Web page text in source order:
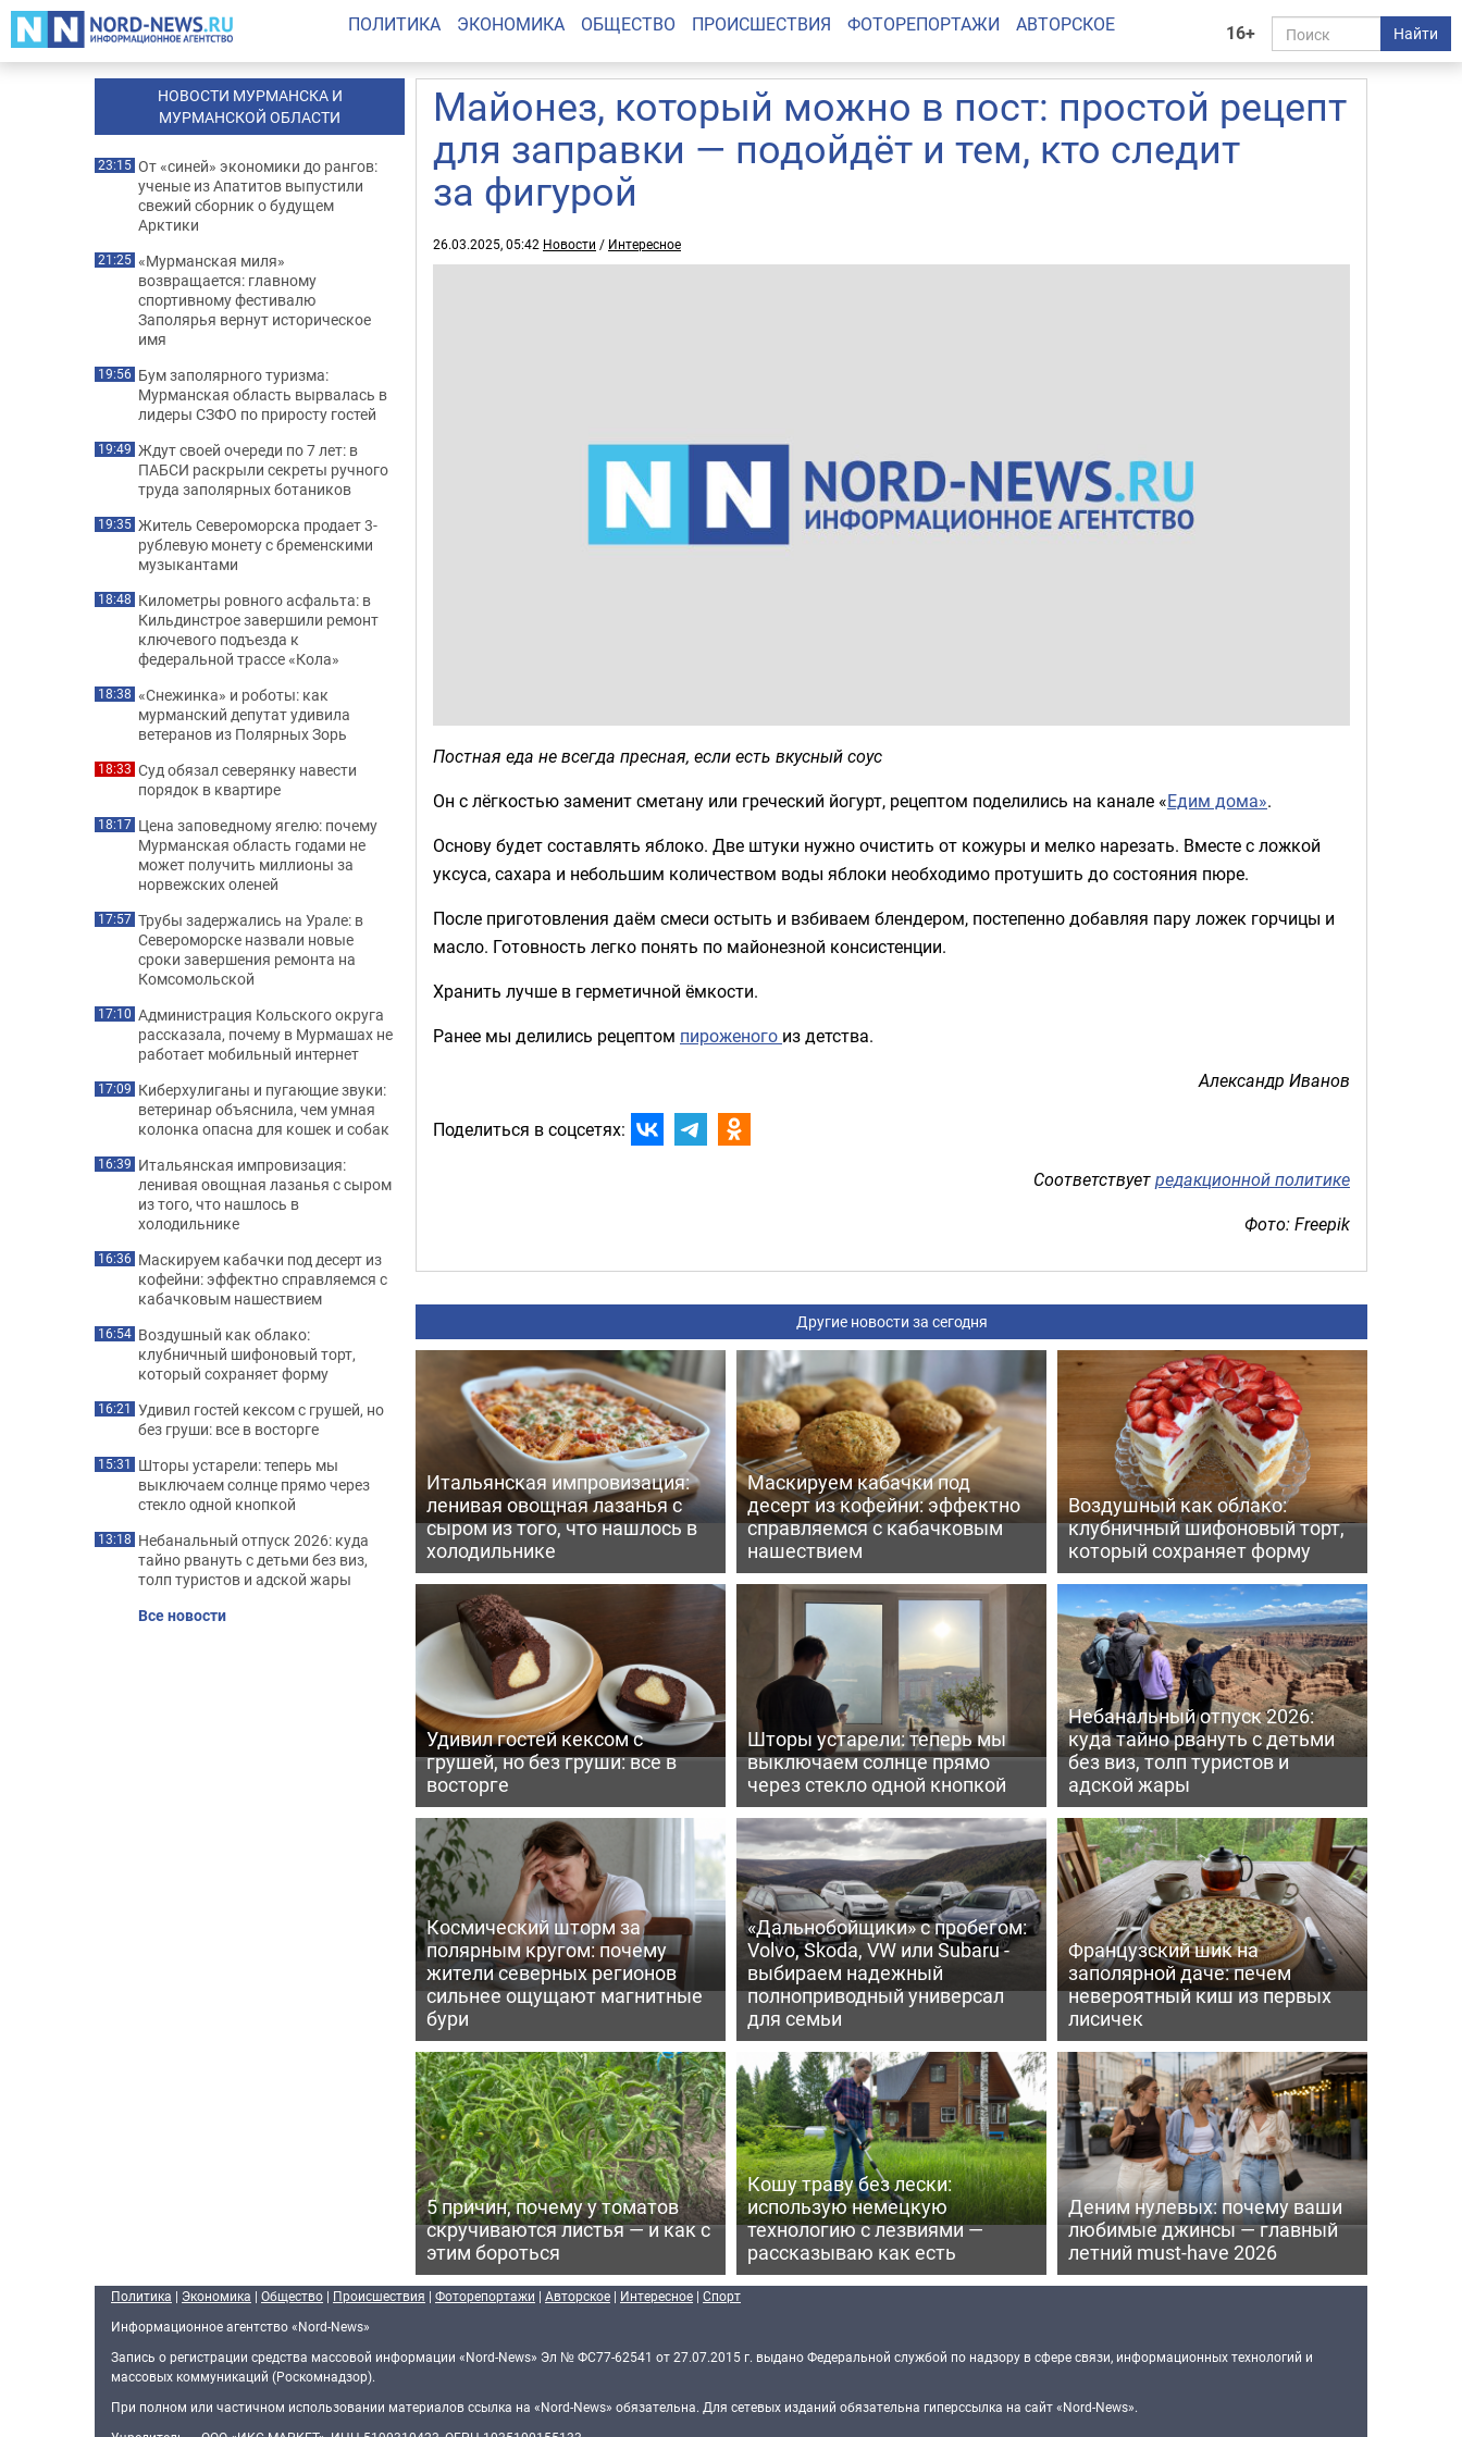
16+ Найти
ПОЛИТИКА ЭКОНОМИКА ОБЩЕСТВО ПРОИСШЕСТВИЯ ФОТОРЕПОРТАЖИ АВТОРСКОЕ
Майонез, который можно в пост: простой рецепт
для заправки — подойдёт и тем, кто следит
за фигурой
26.03.2025, 05:42 Новости / Интересное
Постная еда не всегда пресная, если есть вкусный соус
Он с лёгкостью заменит сметану или греческий йогурт, рецептом поделились на канале «Едим дома».
Основу будет составлять яблоко. Две штуки нужно очистить от кожуры и мелко нарезать. Вместе с ложкой
уксуса, сахара и небольшим количеством воды яблоки необходимо протушить до состояния пюре.
После приготовления даём смеси остыть и взбиваем блендером, постепенно добавляя пару ложек горчицы и
масло. Готовность легко понять по майонезной консистенции.
Хранить лучше в герметичной ёмкости.
Ранее мы делились рецептом пироженого из детства.
Александр Иванов
Поделиться в соцсетях:
Соответствуетредакционной политике
Фото: Freepik
Другие новости за сегодня
Итальянская импровизация:
ленивая овощная лазанья с
сыром из того, что нашлось в
холодильнике
Маскируем кабачки под
десерт из кофейни: эффектно
справляемся с кабачковым
нашествием
Воздушный как облако:
клубничный шифоновый торт,
который сохраняет форму
Удивил гостей кексом с
грушей, но без груши: все в
восторге
Шторы устарели: теперь мы
выключаем солнце прямо
через стекло одной кнопкой
Небанальный отпуск 2026:
куда тайно рвануть с детьми
без виз, толп туристов и
адской жары
Космический шторм за
полярным кругом: почему
жители северных регионов
сильнее ощущают магнитные
бури
«Дальнобойщики» с пробегом:
Volvo, Skoda, VW или Subaru -
выбираем надежный
полноприводный универсал
для семьи
Французский шик на
заполярной даче: печем
невероятный киш из первых
лисичек
5 причин, почему у томатов
скручиваются листья — и как с
этим бороться
Кошу траву без лески:
использую немецкую
технологию с лезвиями —
рассказываю как есть
Деним нулевых: почему ваши
любимые джинсы — главный
летний must-have 2026
НОВОСТИ МУРМАНСКА И
МУРМАНСКОЙ ОБЛАСТИ
23:15 От «синей» экономики до рангов:
ученые из Апатитов выпустили
свежий сборник о будущем
Арктики
21:25 «Мурманская миля»
возвращается: главному
спортивному фестивалю
Заполярья вернут историческое
имя
19:56 Бум заполярного туризма:
Мурманская область вырвалась в
лидеры СЗФО по приросту гостей
19:49 Ждут своей очереди по 7 лет: в
ПАБСИ раскрыли секреты ручного
труда заполярных ботаников
19:35 Житель Североморска продает 3-
рублевую монету с бременскими
музыкантами
18:48 Километры ровного асфальта: в
Кильдинстрое завершили ремонт
ключевого подъезда к
федеральной трассе «Кола»
18:38 «Снежинка» и роботы: как
мурманский депутат удивила
ветеранов из Полярных Зорь
18:33 Суд обязал северянку навести
порядок в квартире
18:17 Цена заповедному ягелю: почему
Мурманская область годами не
может получить миллионы за
норвежских оленей
17:57 Трубы задержались на Урале: в
Североморске назвали новые
сроки завершения ремонта на
Комсомольской
17:10 Администрация Кольского округа
рассказала, почему в Мурмашах не
работает мобильный интернет
17:09 Киберхулиганы и пугающие звуки:
ветеринар объяснила, чем умная
колонка опасна для кошек и собак
16:39 Итальянская импровизация:
ленивая овощная лазанья с сыром
из того, что нашлось в
холодильнике
16:36 Маскируем кабачки под десерт из
кофейни: эффектно справляемся с
кабачковым нашествием
16:54 Воздушный как облако:
клубничный шифоновый торт,
который сохраняет форму
16:21 Удивил гостей кексом с грушей, но
без груши: все в восторге
15:31 Шторы устарели: теперь мы
выключаем солнце прямо через
стекло одной кнопкой
13:18 Небанальный отпуск 2026: куда
тайно рвануть с детьми без виз,
толп туристов и адской жары
Все новости
Политика | Экономика | Общество | Происшествия | Фоторепортажи | Авторское | Интересное | Спорт
Информационное агентство «Nord-News»
Запись о регистрации средства массовой информации «Nord-News» Эл № ФС77-62541 от 27.07.2015 г. выдано Федеральной службой по надзору в сфере связи, информационных технологий и
массовых коммуникаций (Роскомнадзор).
При полном или частичном использовании материалов ссылка на «Nord-News» обязательна. Для сетевых изданий обязательна гиперссылка на сайт «Nord-News».